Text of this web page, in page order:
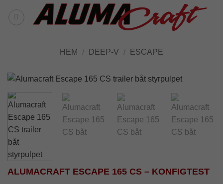
HEM / DEEP-V / ESCAPE
ALUMACRAFT ESCAPE 165 CS – KONFIGTEST